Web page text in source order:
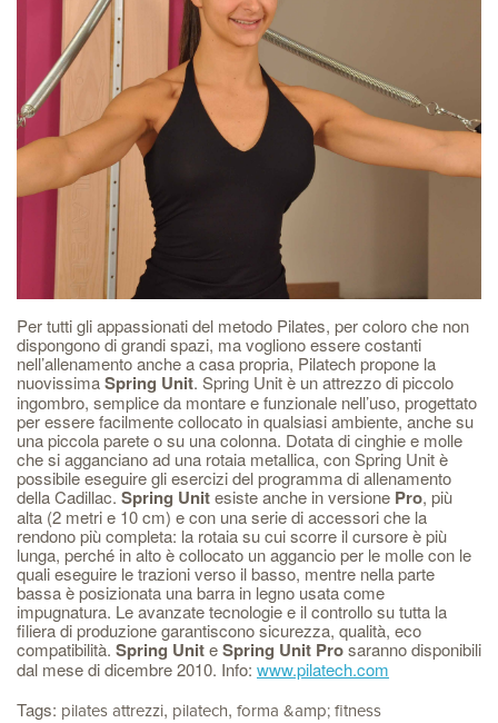
Per tutti gli appassionati del metodo Pilates, per coloro che non
dispongono di grandi spazi, ma vogliono essere costanti
nell’allenamento anche a casa propria, Pilatech propone la
nuovissimaSpring Unit. Spring Unit è un attrezzo di piccolo
ingombro, semplice da montare e funzionale nell’uso, progettato
per essere facilmente collocato in qualsiasi ambiente, anche su
una piccola parete o su una colonna. Dotata di cinghie e molle
che si agganciano ad una rotaia metallica, con Spring Unit è
possibile eseguire gli esercizi del programma di allenamento
della Cadillac. Spring Unitesiste anche in versione Pro, più
alta (2 metri e 10 cm) e con una serie di accessori che la
rendono più completa: la rotaia su cui scorre il cursore è più
lunga, perché in alto è collocato un aggancio per le molle con le
quali eseguire le trazioni verso il basso, mentre nella parte
bassa è posizionata una barra in legno usata come
impugnatura. Le avanzate tecnologie e il controllo su tutta la
filiera di produzione garantiscono sicurezza, qualità, eco
compatibilità. Spring UniteSpring Unit Prosaranno disponibili
dal mese di dicembre 2010. Info: www.pilatech.com
Tags: pilates attrezzi, pilatech, forma &amp; fitness